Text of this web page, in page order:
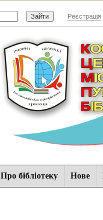
Реєстрація
Про бібліотеку Нове